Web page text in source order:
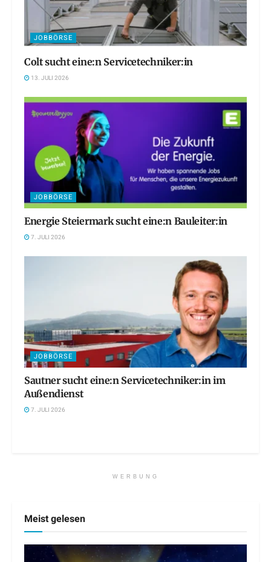
JOBBÖRSE
Colt sucht eine:n Servicetechniker:in
13. JULI 2026
JOBBÖRSE
Energie Steiermark sucht eine:n Bauleiter:in
7. JULI 2026
JOBBÖRSE
Sautner sucht eine:n Servicetechniker:in im
Außendienst
7. JULI 2026
WERBUNG
Meist gelesen